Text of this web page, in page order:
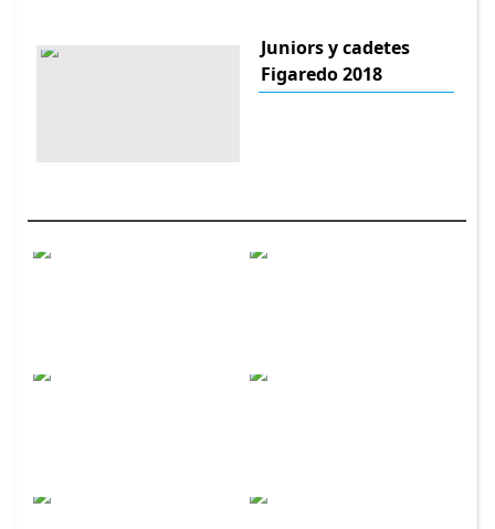
Juniors y cadetes
Figaredo 2018